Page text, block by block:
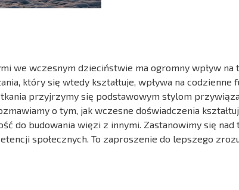
we wczesnym dzieciństwie ma ogromny wpływ na
który się wtedy kształtuje, wpływa na codzienne
przyjrzymy się podstawowym stylom
o tym, jak wczesne doświadczenia
do budowania więzi z innymi. Zastanowimy się nad
społecznych. To zaproszenie do lepszego